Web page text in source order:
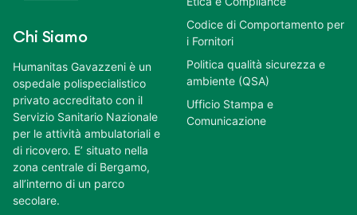
Chi Siamo
Humanitas Gavazzeni è un
ospedale polispecialistico
privato accreditato con il
Servizio Sanitario Nazionale
per le attività ambulatoriali e
di ricovero. E’ situato nella
zona centrale di Bergamo,
all’interno di un parco
secolare.
Codice di Comportamento per
i Fornitori
Politica qualità sicurezza e
ambiente (QSA)
Ufficio Stampa e
Comunicazione